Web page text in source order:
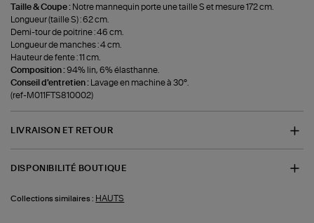
Taille & Coupe : Notre mannequin porte une taille S et mesure 172 cm.
Longueur (taille S) : 62 cm.
Demi-tour de poitrine : 46 cm.
Longueur de manches : 4 cm.
Hauteur de fente : 11 cm.
Composition : 94% lin, 6% élasthanne.
Conseil d'entretien : Lavage en machine à 30°.
(ref-M011FTS810002)
LIVRAISON ET RETOUR
DISPONIBILITÉ BOUTIQUE
Collections similaires : HAUTS